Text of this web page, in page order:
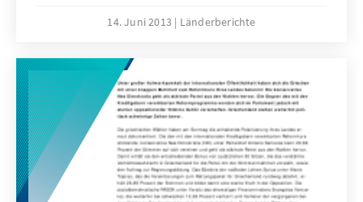
Sendeanstalt gefallen. Ein drastischer Schritt
Entschlossenheit signalisiert – aber nicht
ohne politische Risiken ist.
14. Juni 2013 Länderberichte